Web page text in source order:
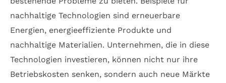
nachhaltige Technologien sind erneuerbare
Energien, energieeffiziente Produkte und
nachhaltige Materialien. Unternehmen, die in diese
Technologien investieren, können nicht nur ihre
Betriebskosten senken, sondern auch neue Märkte